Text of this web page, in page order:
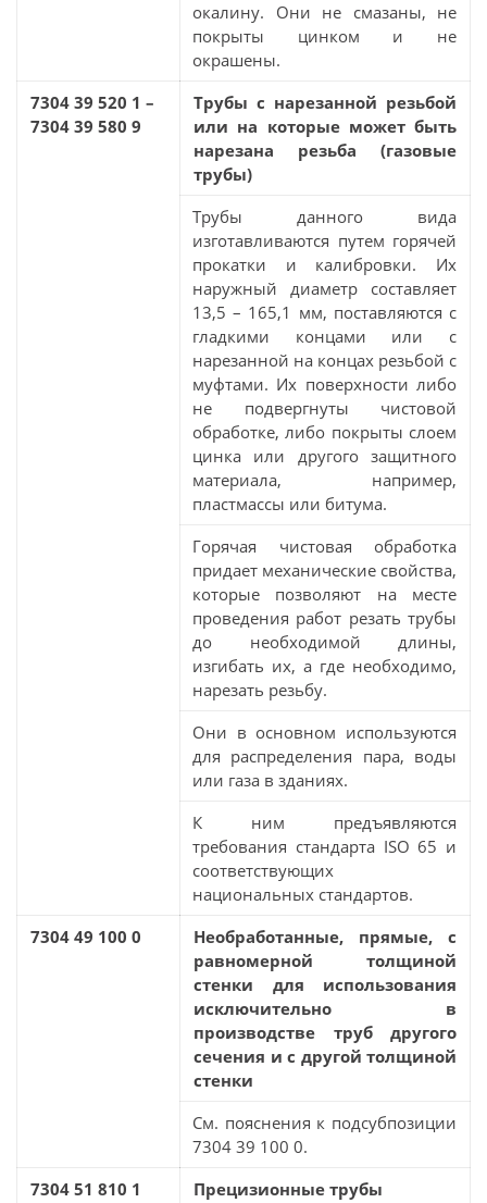
окалину. Они не смазаны, не
покрыты цинком и не
окрашены.
7304 39 520 1 –
7304 39 580 9
Трубы с нарезанной резьбой
или на которые может быть
нарезана резьба (газовые
трубы)
Трубы данного вида
изготавливаются путем горячей
прокатки и калибровки. Их
наружный диаметр составляет
13,5 – 165,1 мм, поставляются с
гладкими концами или с
нарезанной на концах резьбой с
муфтами. Их поверхности либо
не подвергнуты чистовой
обработке, либо покрыты слоем
цинка или другого защитного
материала, например,
пластмассы или битума.
Горячая чистовая обработка
придает механические свойства,
которые позволяют на месте
проведения работ резать трубы
до необходимой длины,
изгибать их, а где необходимо,
нарезать резьбу.
Они в основном используются
для распределения пара, воды
или газа в зданиях.
К ним предъявляются
требования стандарта ISO 65 и
соответствующих
национальных стандартов.
7304 49 100 0
Необработанные, прямые, с
равномерной толщиной
стенки для использования
исключительно в
производстве труб другого
сечения и с другой толщиной
стенки
См. пояснения к подсубпозиции
7304 39 100 0.
7304 51 810 1
Прецизионные трубы